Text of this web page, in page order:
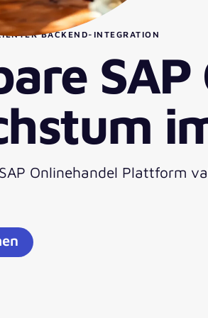
BACKEND-INTEGRATION
Onlinehandel Plattform